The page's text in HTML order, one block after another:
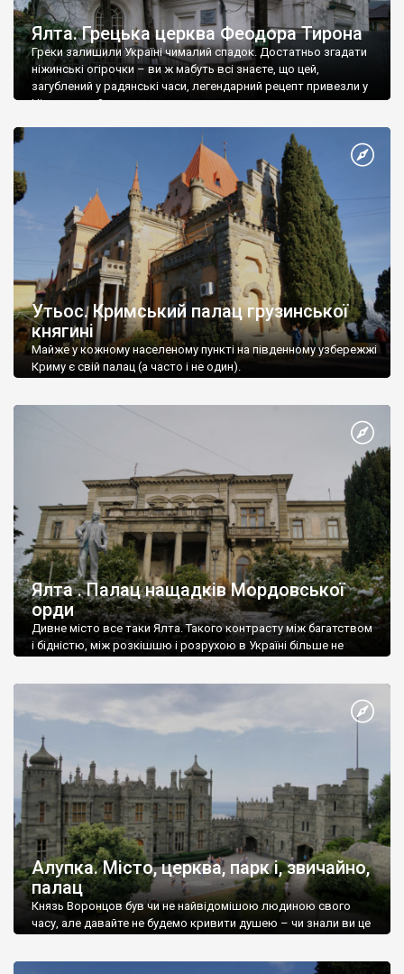
Ялта. Грецька церква Феодора Тирона
Греки залишили Україні чималий спадок. Достатньо згадати
ніжинські огірочки – ви ж мабуть всі знаєте, що цей,
загублений у радянські часи, легендарний рецепт привезли у
Ніжин греки?
Утьос. Кримський палац грузинської
княгині
Майже у кожному населеному пункті на південному узбережжі
Криму є свій палац (а часто і не один).
Ялта . Палац нащадків Мордовської
орди
Дивне місто все таки Ялта. Такого контрасту між багатством
і бідністю, між розкішшю і розрухою в Україні більше не
Алупка. Місто, церква, парк і, звичайно,
палац
Князь Воронцов був чи не найвідомішою людиною свого
часу, але давайте не будемо кривити душею – чи знали ви це